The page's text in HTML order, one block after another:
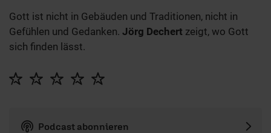
Gott ist nicht in Gebäuden und Traditionen, nicht in
Gefühlen und Gedanken. Jörg Dechert zeigt, wo Gott
sich finden lässt.
Podcast abonnieren